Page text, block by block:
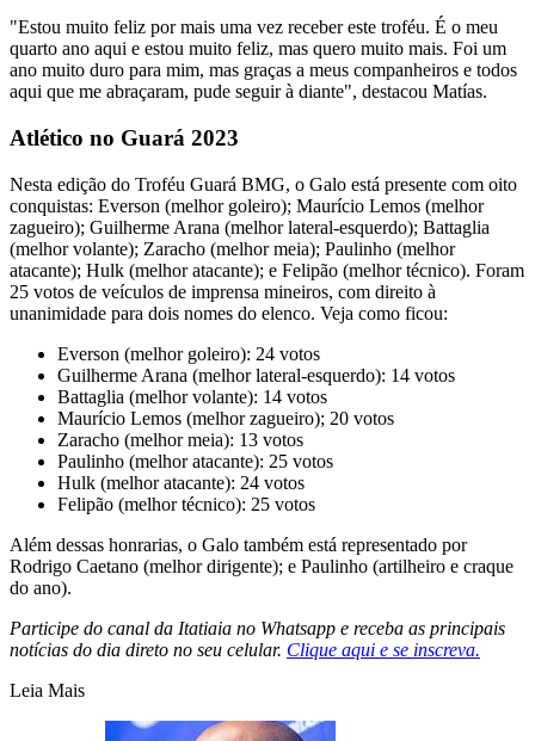
"Estou muito feliz por mais uma vez receber este troféu. É o meu
quarto ano aqui e estou muito feliz, mas quero muito mais. Foi um
ano muito duro para mim, mas graças a meus companheiros e todos
aqui que me abraçaram, pude seguir à diante", destacou Matías.
Atlético no Guará 2023
Nesta edição do Troféu Guará BMG, o Galo está presente com oito
conquistas: Everson (melhor goleiro); Maurício Lemos (melhor
zagueiro); Guilherme Arana (melhor lateral-esquerdo); Battaglia
(melhor volante); Zaracho (melhor meia); Paulinho (melhor
atacante); Hulk (melhor atacante); e Felipão (melhor técnico). Foram
25 votos de veículos de imprensa mineiros, com direito à
unanimidade para dois nomes do elenco. Veja como ficou:
Everson (melhor goleiro): 24 votos
Guilherme Arana (melhor lateral-esquerdo): 14 votos
Battaglia (melhor volante): 14 votos
Maurício Lemos (melhor zagueiro); 20 votos
Zaracho (melhor meia): 13 votos
Paulinho (melhor atacante): 25 votos
Hulk (melhor atacante): 24 votos
Felipão (melhor técnico): 25 votos
Além dessas honrarias, o Galo também está representado por
Rodrigo Caetano (melhor dirigente); e Paulinho (artilheiro e craque
do ano).
Participe do canal da Itatiaia no Whatsapp e receba as principais
notícias do dia direto no seu celular. Clique aqui e se inscreva.
Leia Mais